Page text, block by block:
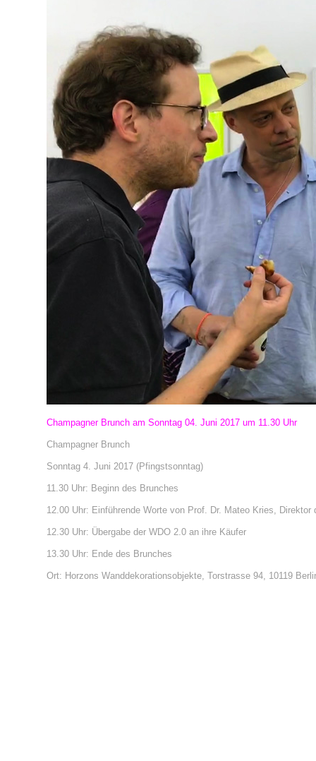
ChampagnerBrunch am Sonntag 04. Juni 2017 um 11.30 Uhr
Champagner Brunch
Sonntag 4. Juni 2017 (Pfingstsonntag)
11.30 Uhr: Beginn des Brunches
12.00 Uhr: Einführende Worte von Prof. Dr. Mateo Kries,
12.30 Uhr: Übergabe der WDO 2.0 an ihre Käufer
13.30 Uhr: Ende des Brunches
Ort: Horzons Wanddekorationsobjekte, Torstrasse 94, 10119